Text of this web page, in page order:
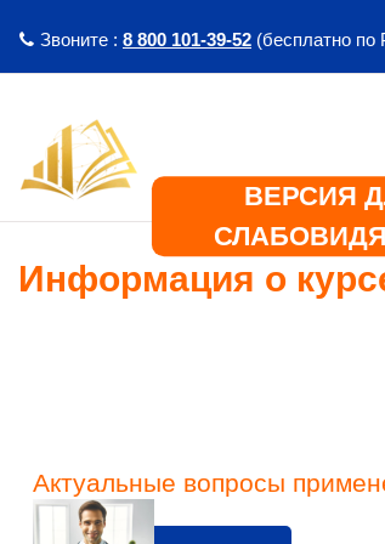
ВЕРСИЯ
Звоните : 8 800 101-39-52 (бесплатно по
Информация о
Актуальные вопросы